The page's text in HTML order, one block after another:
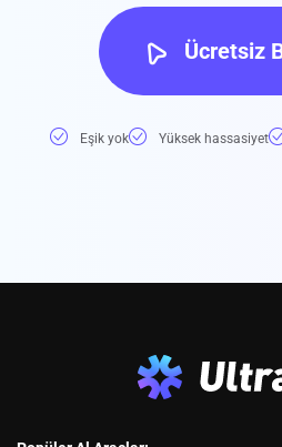
Ücretsiz
Eşik yok Yüksek hassasiyet